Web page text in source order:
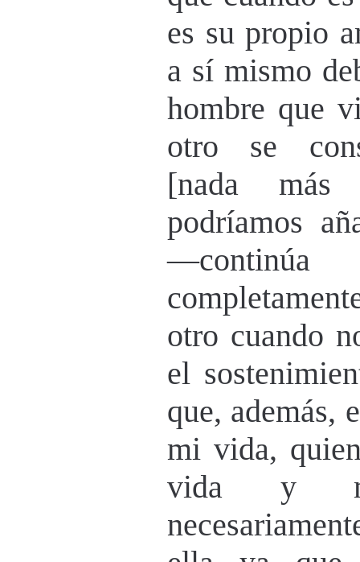
es su propio
a sí mismo
hombre que
otro se
[nada
podríamos
otro cuando
el
que, además,
mi vida,
vida y